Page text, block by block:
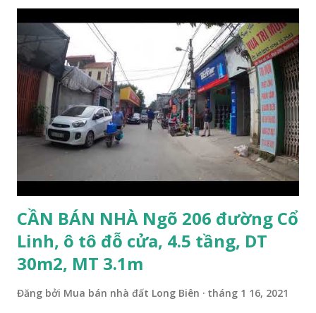
ngõ thông, đường trải nhựa, 2 ô tô tránh nhau. Đường và vỉa
hè rộng 6m. Đất thổ cư, diện tích mặt bằng 132m2, mặt tiền
8m. Hướng: Đông, pháp lý: sổ đỏ chính chủ. Giá bán: 9.5 tỷ,
có thương lượng với khách thiện chí mua. Quý khách hàng
có nhu cầu mua đất 132m2 phố Ngọc Trì, Thạch Bàn. Vui
lòng liên hệ: Mr Nguyễn Thế Cường, Tel: 0984.999.007 –
0915.383.393. Miễn môi giới và Quảng cáo trực tuyến
CẦN BÁN NHÀ Ngõ 206 đường Cổ
Linh, ô tô đỗ cửa, 4.5 tầng, DT
30m2, MT 3.1m
Đăng bởi Mua bán nhà đất Long Biên tháng 1 16, 2021